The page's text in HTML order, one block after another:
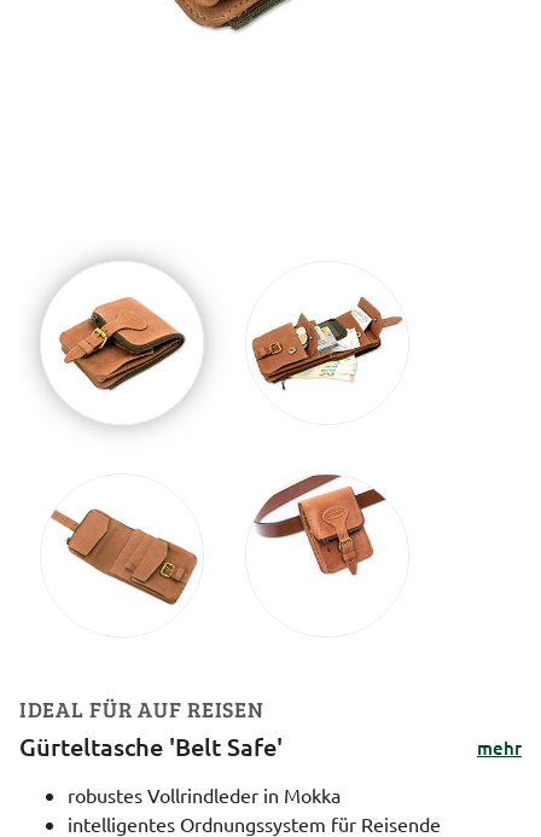
IDEAL FÜR AUF REISEN
Gürteltasche 'Belt Safe'
mehr
robustes Vollrindleder in Mokka
intelligentes Ordnungssystem für Reisende